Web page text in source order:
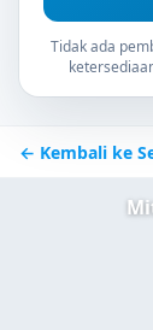
Tidak ada
← Kembali ke